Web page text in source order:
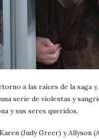
a las raíces de la saga
serie de violentas y
y sus seres queridos.
(Judy Greer) y Allyson